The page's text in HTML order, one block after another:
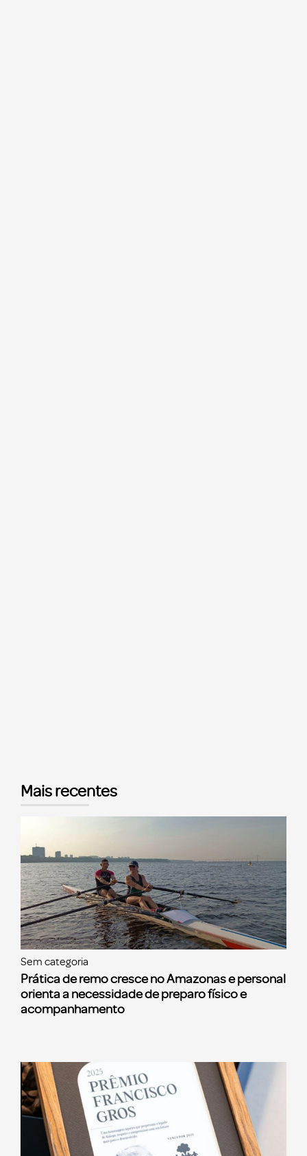
Mais recentes
Sem categoria
Prática de remo cresce no Amazonas e personal
orienta a necessidade de preparo físico e
acompanhamento